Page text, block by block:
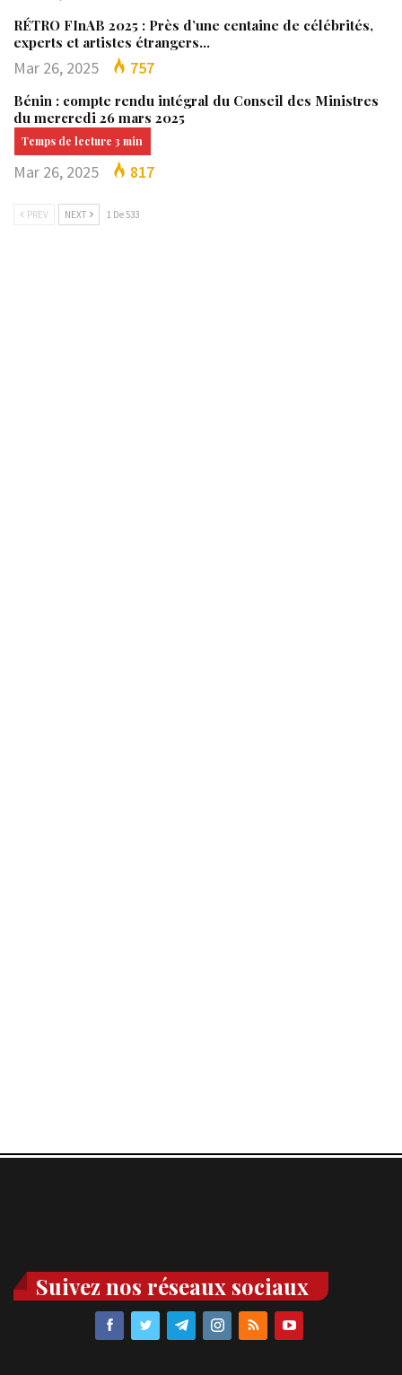
RÉTRO FInAB 2025 : Près d’une centaine de célébrités,
experts et artistes étrangers…
Mar 26, 2025 757
Bénin : compte rendu intégral du Conseil des Ministres
du mercredi 26 mars 2025
Mar 26, 2025 817
PREV NEXT 1 De 533
Suivez nos réseaux sociaux